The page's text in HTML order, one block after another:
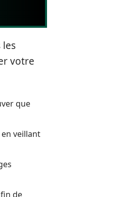
votre
que
veillant
de